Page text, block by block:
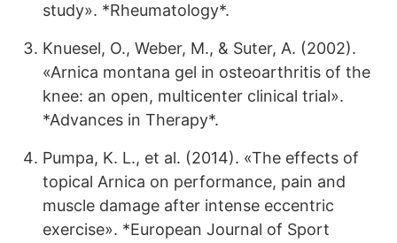
study». *Rheumatology*.
Knuesel, O., Weber, M., & Suter, A. (2002).
«Arnica montana gel in osteoarthritis of the
knee: an open, multicenter clinical trial».
*Advances in Therapy*.
Pumpa, K. L., et al. (2014). «The effects of
topical Arnica on performance, pain and
muscle damage after intense eccentric
exercise». *European Journal of Sport